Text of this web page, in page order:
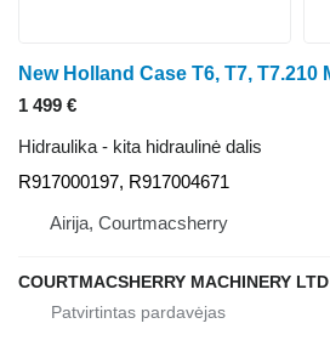
1 499 €
Hidraulika - kita hidraulinė dalis
R917000197, R917004671
Airija, Courtmacsherry
COURTMACSHERRY MACHINERY LTD